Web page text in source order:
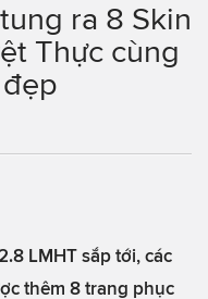
ra 8 Skin
Thực cùng
LMHT sắp tới, các
thêm 8 trang phục